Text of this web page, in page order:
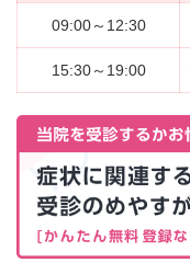
09:00～12:30
15:30～19:00